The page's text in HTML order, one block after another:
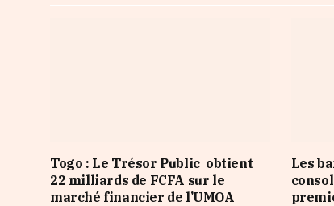
Togo : Le Trésor Public obtient
22 milliards de FCFA sur le
marché financier de l’UMOA
Les